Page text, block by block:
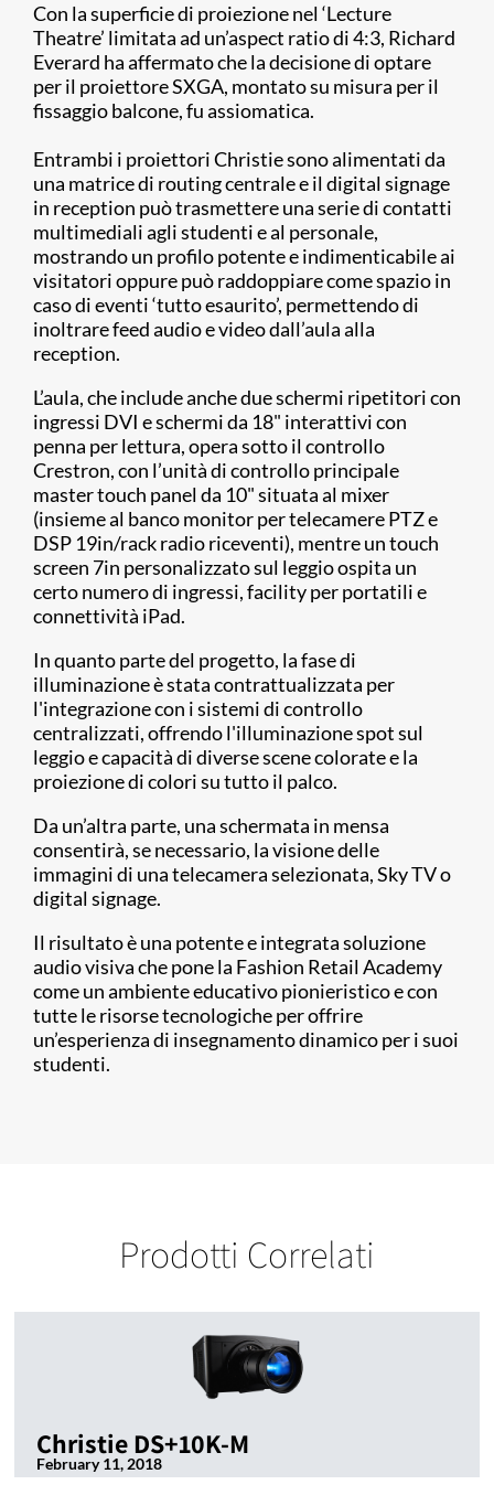
Con la superficie di proiezione nel ‘Lecture
Theatre’ limitata ad un’aspect ratio di 4:3, Richard
Everard ha affermato che la decisione di optare
per il proiettore SXGA, montato su misura per il
fissaggio balcone, fu assiomatica.
Entrambi i proiettori Christie sono alimentati da
una matrice di routing centrale e il digital signage
in reception può trasmettere una serie di contatti
multimediali agli studenti e al personale,
mostrando un profilo potente e indimenticabile ai
visitatori oppure può raddoppiare come spazio in
caso di eventi ‘tutto esaurito’, permettendo di
inoltrare feed audio e video dall’aula alla
reception.
L’aula, che include anche due schermi ripetitori con
ingressi DVI e schermi da 18" interattivi con
penna per lettura, opera sotto il controllo
Crestron, con l’unità di controllo principale
master touch panel da 10" situata al mixer
(insieme al banco monitor per telecamere PTZ e
DSP 19in/rack radio riceventi), mentre un touch
screen 7in personalizzato sul leggio ospita un
certo numero di ingressi, facility per portatili e
connettività iPad.
In quanto parte del progetto, la fase di
illuminazione è stata contrattualizzata per
l'integrazione con i sistemi di controllo
centralizzati, offrendo l'illuminazione spot sul
leggio e capacità di diverse scene colorate e la
proiezione di colori su tutto il palco.
Da un’altra parte, una schermata in mensa
consentirà, se necessario, la visione delle
immagini di una telecamera selezionata, Sky TV o
digital signage.
Il risultato è una potente e integrata soluzione
audio visiva che pone la Fashion Retail Academy
come un ambiente educativo pionieristico e con
tutte le risorse tecnologiche per offrire
un’esperienza di insegnamento dinamico per i suoi
studenti.
Prodotti Correlati
Christie DS+10K-M
February 11, 2018